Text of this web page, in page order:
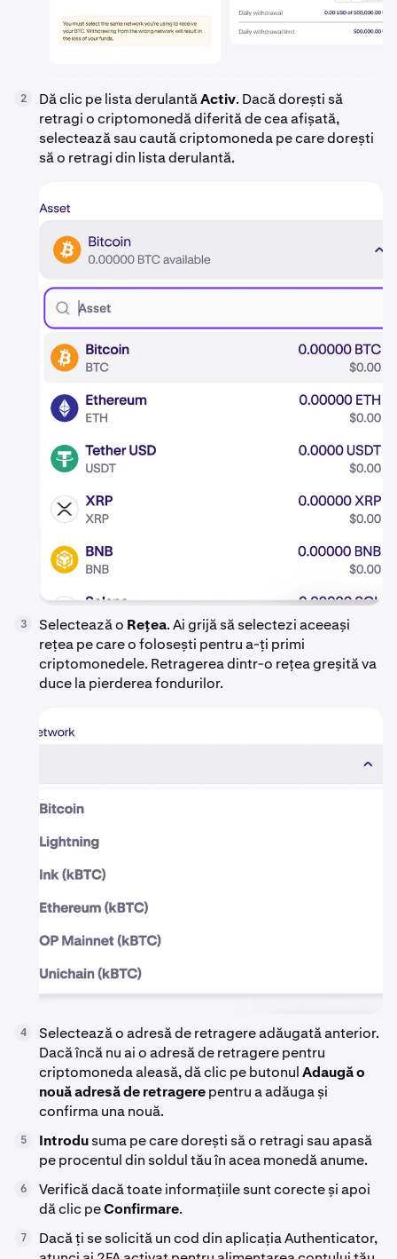
2 Dă clic pe lista derulantăActiv. Dacă dorești să
retragi o criptomonedă diferită de cea afișată,
selectează sau caută criptomoneda pe care dorești
să o retragi din lista derulantă.
3 Selectează o Rețea. Ai grijă să selectezi aceeași
rețea pe care o folosești pentru a-ți primi
criptomonedele. Retragerea dintr-o rețea greșită va
duce la pierderea fondurilor.
4
Selectează o adresă de retragere adăugată anterior.
Dacă încă nu ai o adresă de retragere pentru
criptomoneda aleasă, dă clic pe butonulAdaugă o
nouă adresă de retragerepentru a adăuga și
confirma una nouă.
5 Introdusuma pe care dorești să o retragi sau apasă
pe procentul din soldul tău în acea monedă anume.
6
Verifică dacă toate informațiile sunt corecte și apoi
dă clic peConfirmare.
7
Dacă ți se solicită un cod din aplicația Authenticator,